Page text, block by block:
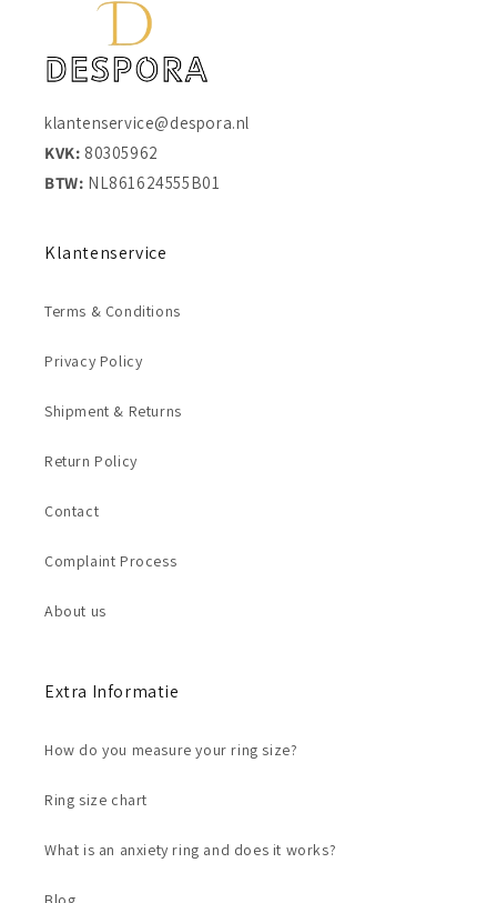
klantenservice@despora.nl
KVK: 80305962
BTW: NL861624555B01
Klantenservice
Terms & Conditions
Privacy Policy
Shipment & Returns
Return Policy
Contact
Complaint Process
About us
Extra Informatie
How do you measure your ring size?
Ring size chart
What is an anxiety ring and does it works?